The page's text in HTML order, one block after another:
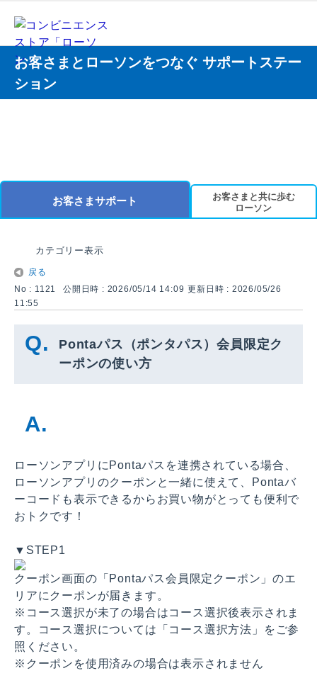
お客さまとローソンをつなぐ サポートステー
ション
お客さまサポート
お客さまと共に歩む
ローソン
カテゴリー表示
戻る
No : 1121
公開日時 : 2026/05/14 14:09 更新日時 : 2026/05/26
11:55
Pontaパス（ポンタパス）会員限定ク
ーポンの使い方
ローソンアプリにPontaパスを連携されている場合、
ローソンアプリのクーポンと一緒に使えて、Pontaバ
ーコードも表示できるからお買い物がとっても便利で
おトクです！
▼STEP1
クーポン画面の「Pontaパス会員限定クーポン」のエ
リアにクーポンが届きます。
※コース選択が未了の場合はコース選択後表示されま
す。コース選択については「コース選択方法」をご参
照ください。
※クーポンを使用済みの場合は表示されません